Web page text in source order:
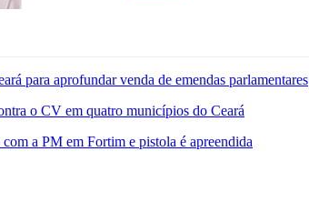
para aprofundar venda de emendas parlamentares
o CV em quatro municípios do Ceará
a PM em Fortim e pistola é apreendida